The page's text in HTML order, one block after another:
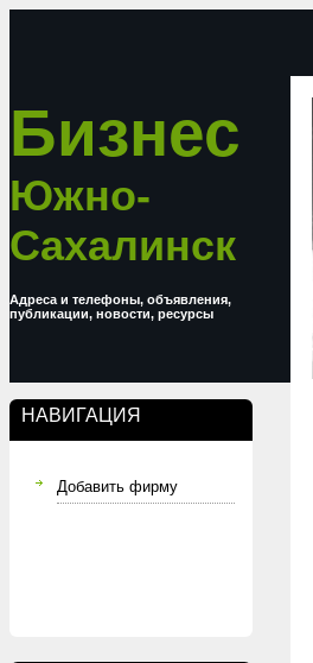
Бизнес
Южно-
Сахалинск
Адреса и телефоны, объявления,
публикации, новости, ресурсы
НАВИГАЦИЯ
Добавить фирму